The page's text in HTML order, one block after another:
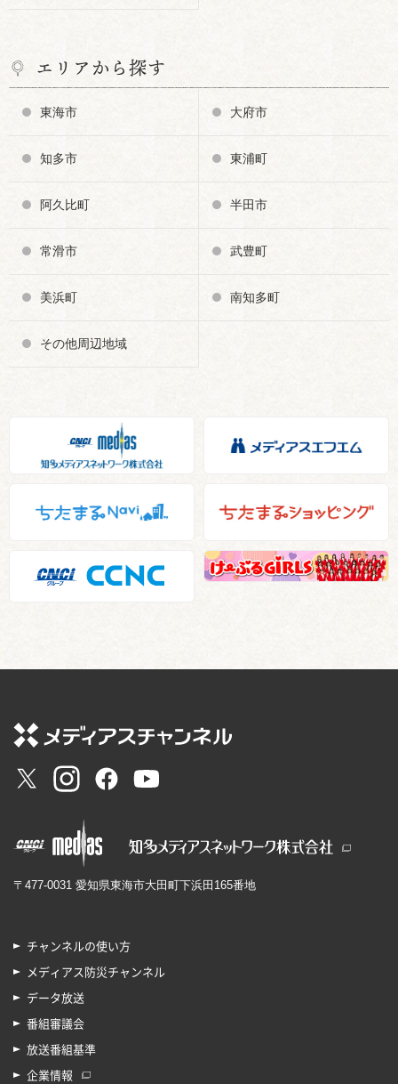
エリアから探す
東海市 大府市
知多市 東浦町
阿久比町 半田市
常滑市 武豊町
美浜町 南知多町
その他周辺地域
〒477-0031 愛知県東海市大田町下浜田165番地
チャンネルの使い方
メディアス防災チャンネル
データ放送
番組審議会
放送番組基準
企業情報